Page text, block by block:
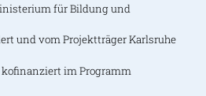
für Bildung und
und vom Projektträger Karlsruhe
kofinanziert im Programm